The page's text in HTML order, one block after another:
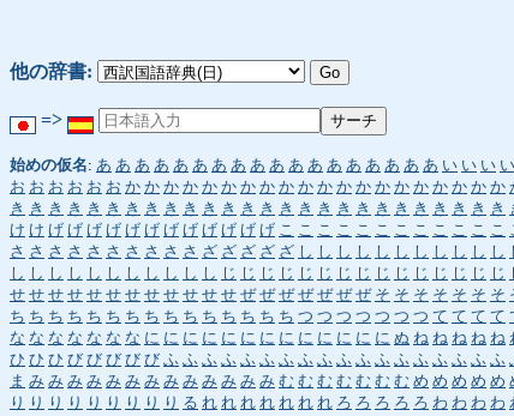
他の辞書:
=>
始めの仮名: あ あ あ あ あ あ あ あ あ あ あ あ あ あ あ あ あ あ い い い い
お お お お お お か か か か か か か か か か か か か か か か か か か か
き き き き き き き き き き き き き き き き き き き き き き き き き き
け け げ げ げ げ げ げ げ げ げ げ げ げ こ こ こ こ こ こ こ こ こ こ こ こ
さ さ さ さ さ さ さ さ さ さ ざ ざ ざ ざ ざ し し し し し し し し し し し
し し し し し し し し し し し じ じ じ じ じ じ じ じ じ じ じ じ じ じ じ
せ せ せ せ せ せ せ せ せ せ せ せ ぜ ぜ ぜ ぜ ぜ ぜ ぜ そ そ そ そ そ そ そ
ち ち ち ち ち ち ち ち ち ち ち ち ち ち ち つ つ つ つ つ つ つ て て て て
な な な な な な な に に に に に に に に に に に に に ぬ ね ね ね ね ね
ひ ひ ひ び び び び び ふ ふ ふ ふ ふ ふ ふ ふ ふ ふ ふ ふ ふ ふ ふ ふ ふ ふ
ま み み み み み み み み み み み み み む む む む む む む め め め め め
り り り り り り り り り る れ れ れ れ れ れ れ ろ ろ ろ ろ ろ わ わ わ わ